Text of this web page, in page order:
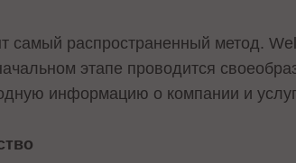
самый распространенный метод.
этапе проводится
информацию о компании и